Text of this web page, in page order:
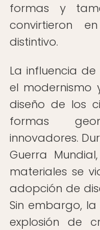
formas y
convirtieron
distintivo.
La influencia
el modernismo
diseño de los
formas
innovadores.
Guerra
materiales se
adopción de
Sin embargo,
explosión de